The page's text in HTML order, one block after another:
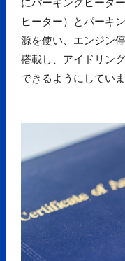
ヒーター）とパーキ
源を使い、エンジン
搭載し、アイドリン
できるようにしていま